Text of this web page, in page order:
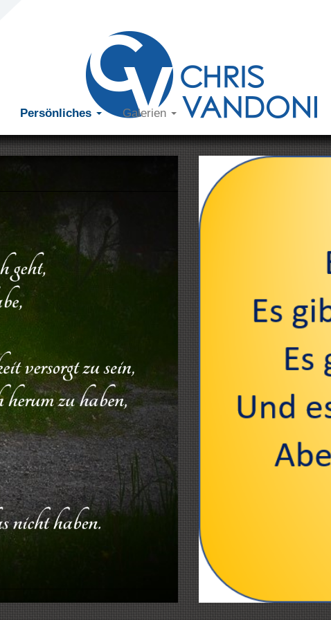
Persönliches Galerien